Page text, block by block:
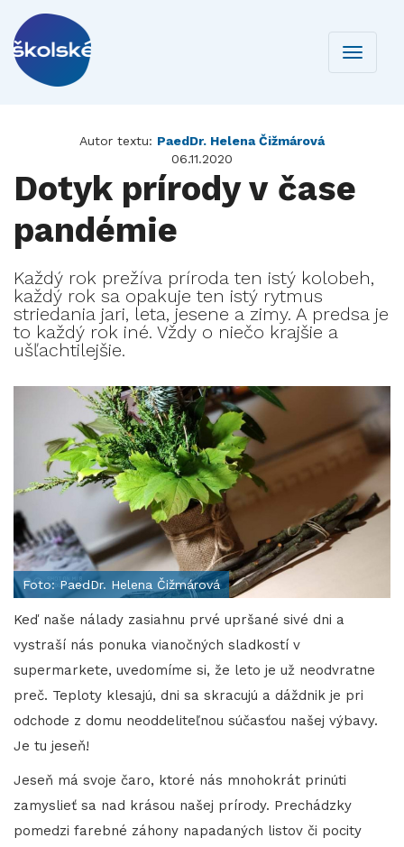
Toggle
Autor textu: PaedDr. Helena Čižmárová
06.11.2020
Dotyk prírody v čase
pandémie
Každý rok prežíva príroda ten istý kolobeh,
každý rok sa opakuje ten istý rytmus
striedania jari, leta, jesene a zimy. A predsa je
to každý rok iné. Vždy o niečo krajšie a
ušľachtilejšie.
Foto: PaedDr. Helena Čižmárová
Keď naše nálady zasiahnu prvé upršané sivé dni a
vystraší nás ponuka vianočných sladkostí v
supermarkete, uvedomíme si, že leto je už neodvratne
preč. Teploty klesajú, dni sa skracujú a dáždnik je pri
odchode z domu neoddeliteľnou súčasťou našej výbavy.
Je tu jeseň!
Jeseň má svoje čaro, ktoré nás mnohokrát prinúti
zamyslieť sa nad krásou našej prírody. Prechádzky
pomedzi farebné záhony napadaných listov či pocity